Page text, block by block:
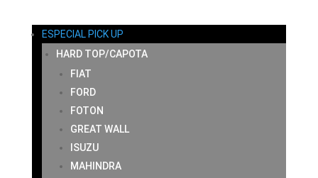
ESPECIAL PICK UP
HARD TOP/CAPOTA
FIAT
FORD
FOTON
GREAT WALL
ISUZU
MAHINDRA